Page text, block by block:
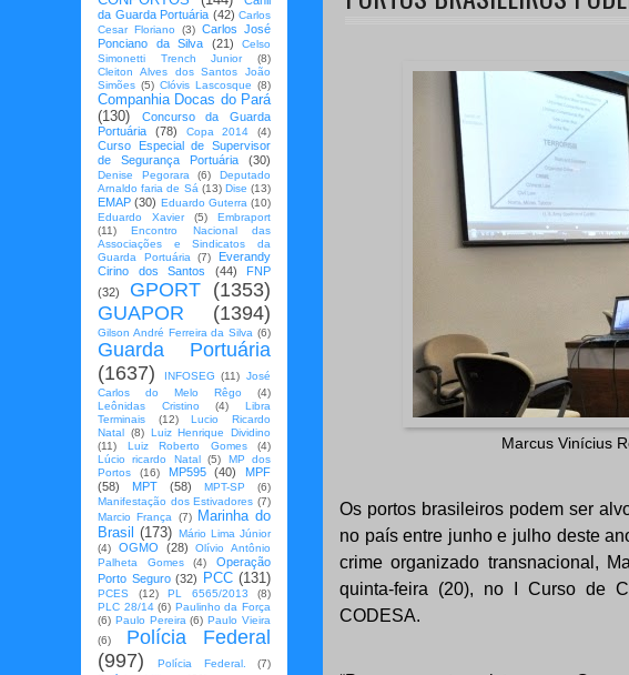
Marcus Vinícius
Os portos brasileiros podem ser
no país entre junho e julho deste
crime organizado transnacional,
quinta-feira (20), no I Curso de
CODESA.
da Guarda Portuária (42) Carlos
Cesar Floriano
(3) Carlos José
Ponciano da Silva
(21)
Celso
Simonetti Trench Junior
(8)
Cleiton Alves dos Santos João
Simões (5) Clóvis Lascosque (8)
Companhia Docas do Pará
(130)
Concurso da Guarda
Portuária
(78) Copa 2014 (4)
Curso Especial de Supervisor
de Segurança Portuária
(30)
Denise Pegorara (6)
Deputado
Arnaldo faria de Sá (13) Dise (13)
EMAP (30) Eduardo Guterra (10)
Eduardo Xavier
(5)
Embraport
(11)
Encontro Nacional das
Associações e Sindicatos da
Guarda Portuária
(7)
Everandy
Cirino dos Santos
(44)
FNP
(32)
GPORT (1353)
GUAPOR
(1394)
Gilson André Ferreira da Silva (6)
Guarda Portuária
(1637)
INFOSEG (11) José
Carlos do Melo Rêgo
(4)
Leônidas Cristino
(4)
Libra
Terminais
(12)
Lucio Ricardo
Natal (8) Luiz Henrique Dividino
(11)
Luiz Roberto Gomes
(4)
Lúcio ricardo Natal (5)
MP dos
Portos
(16) MP595 (40)
MPF
(58)
MPT (58) MPT-SP
(6)
Manifestação dos Estivadores (7)
Marcio França
(7)
Marinha do
Brasil
(173) Mário Lima Júnior
(4)
OGMO (28)
Olívio Antônio
Palheta Gomes
(4)
Operação
Porto Seguro (32) PCC (131)
PCES (12) PL 6565/2013
(8)
PLC 28/14 (6) Paulinho da Força
(6) Paulo Pereira (6) Paulo Vieira
(6)
Polícia Federal
(997)
Polícia Federal. (7)